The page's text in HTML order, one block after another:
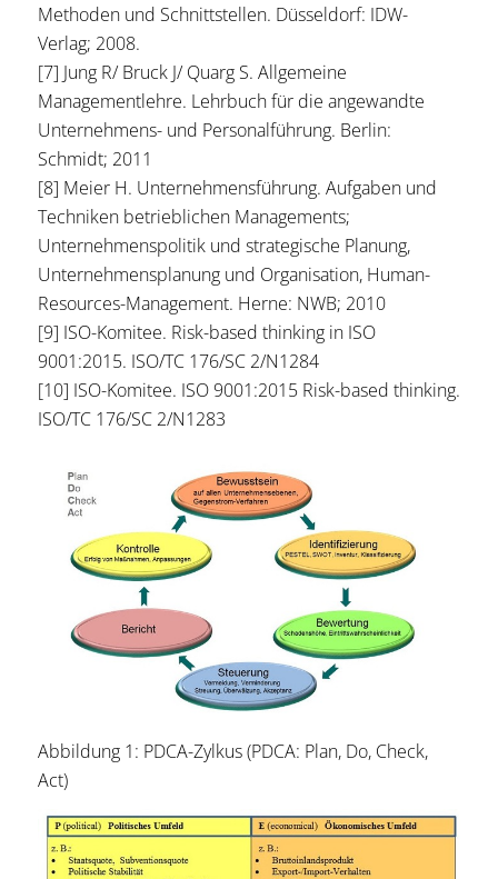
Methoden und Schnittstellen. Düsseldorf: IDW-
Verlag; 2008.
[7] Jung R/ Bruck J/ Quarg S. Allgemeine
Managementlehre. Lehrbuch für die angewandte
Unternehmens- und Personalführung. Berlin:
Schmidt; 2011
[8] Meier H. Unternehmensführung. Aufgaben und
Techniken betrieblichen Managements;
Unternehmenspolitik und strategische Planung,
Unternehmensplanung und Organisation, Human-
Resources-Management. Herne: NWB; 2010
[9] ISO-Komitee. Risk-based thinking in ISO
9001:2015. ISO/TC 176/SC 2/N1284
[10] ISO-Komitee. ISO 9001:2015 Risk-based thinking.
ISO/TC 176/SC 2/N1283
Abbildung 1: PDCA-Zylkus (PDCA: Plan, Do, Check,
Act)